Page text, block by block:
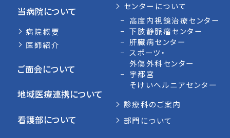
当病院について
病院概要
医師紹介
ご面会について
地域医療連携について
看護部について
センターについて
高度内視鏡治療センター
下肢静脈瘤センター
肝臓病センター
スポーツ・
外傷外科センター
宇都宮
そけいヘルニアセンター
診療科のご案内
部門について